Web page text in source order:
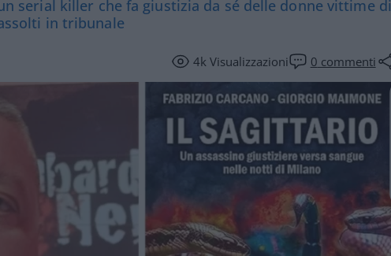
serial killer che fa giustizia da sé delle donne vittime di
in tribunale
4kVisualizzazioni 0 commenti